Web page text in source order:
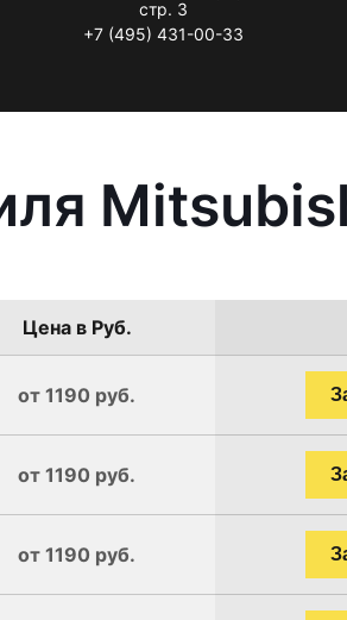
стр. 3
+7 (495) 431-00-33
Цена в Руб.
от 1190 руб.
от 1190 руб.
от 1190 руб.